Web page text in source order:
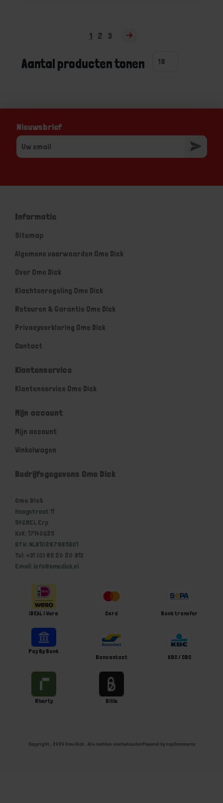
1 2 3
Aantal producten tonen
Nieuwsbrief
Informatie
Sitemap
Algemene voorwaarden Ome Dick
Over Ome Dick
Klachtenregeling Ome Dick
Retouren & Garantie Ome Dick
Privacyverklaring Ome Dick
Contact
Klantenservice
Klantenservice Ome Dick
Mijn account
Mijn account
Winkelwagen
Bedrijfsgegevens Ome Dick
Ome Dick
Hoogstraat 11
5469EL Erp
KvK: 17140625
BTW: NL810287985B01
Tel: +31 (0) 85 20 20 913
Email: info@omedick.nl
iDEAL | Wero Card Bank transfer
Pay By Bank
Bancontact
KBC / CBC
Riverty Billie
Copyright ; 2026 Ome Dick . Alle rechten voorbehoudenPowered by nopCommerce